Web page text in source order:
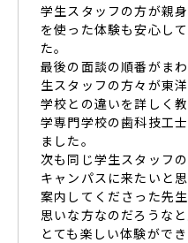
学生スタッフの方が親
を使った体験も安心し
た。
最後の面談の順番がま
生スタッフの方々が東
学校との違いを詳しく
学専門学校の歯科技工
ました。
次も同じ学生スタッフ
キャンパスに来たいと
案内してくださった先
思いな方なのだろうなと
とても楽しい体験ができ